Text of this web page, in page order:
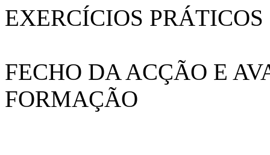
EXERCÍCIOS PRÁTICOS
FECHO DA ACÇÃO E
FORMAÇÃO